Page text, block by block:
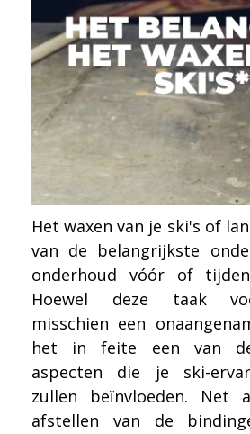
Het waxen van je ski's of
van de belangrijkste
onderhoud vóór of
Hoewel deze taak
misschien een
het in feite een van
aspecten die je ski-
zullen beïnvloeden. Net
afstellen van de